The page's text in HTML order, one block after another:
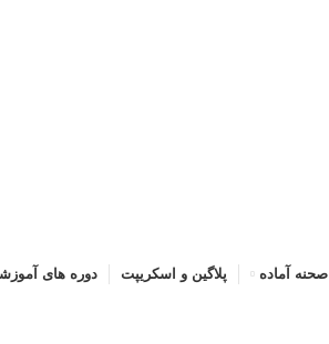
صحنه آماده پلاگین و اسکریپت دوره های